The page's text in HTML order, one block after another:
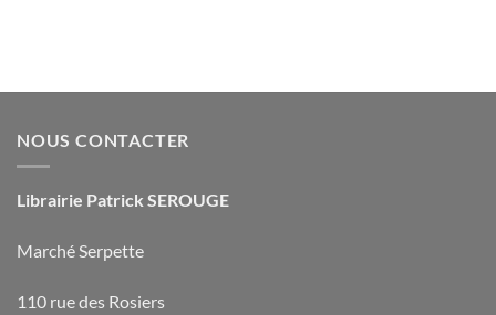
NOUS CONTACTER
Librairie Patrick SEROUGE
Marché Serpette
110 rue des Rosiers